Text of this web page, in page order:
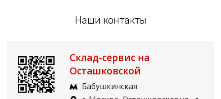
Наши контакты
Склад-сервис на
Осташковской
Бабушкинская